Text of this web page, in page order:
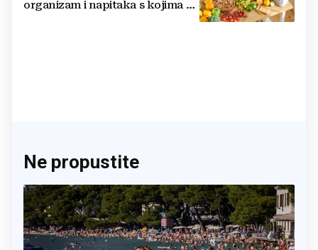
organizam i napitaka s kojima si
Ne propustite